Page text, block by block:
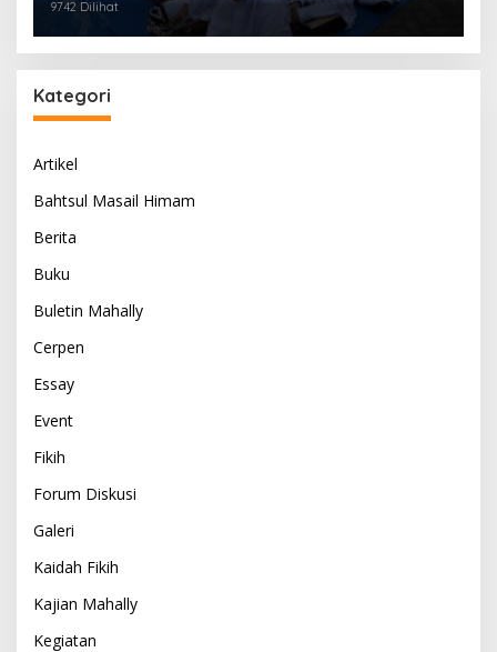
9742 Dilihat
Kategori
Artikel
Bahtsul Masail Himam
Berita
Buku
Buletin Mahally
Cerpen
Essay
Event
Fikih
Forum Diskusi
Galeri
Kaidah Fikih
Kajian Mahally
Kegiatan